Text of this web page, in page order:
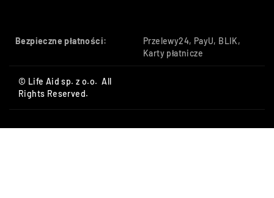
Bezpieczne płatności:
Przelewy24, PayU, BLIK,
Karty płatnicze
© Life Aid sp. z o.o. All
Rights Reserved.